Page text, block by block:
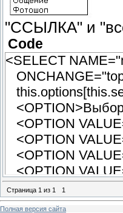
"ССЫЛКА" и
Code
<SELECT
<OPTION
<OPTION
<OPTION
<OPTION
<OPTION
<OPTION
Страница 1 из 1 1
Полная версия сайта